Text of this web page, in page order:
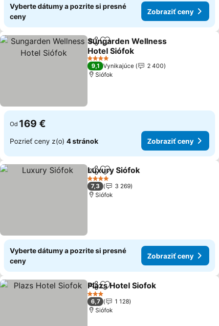
Vyberte dátumy a pozrite si presné
ceny
Zobraziť ceny
ZdieľaťPridať do obľúbených
Sungarden Wellness
Hotel Siófok
4 Počet hviezdičiek
9,1 Vynikajúce
2 400
Siófok
Od 169 €
Pozrieť ceny z(o) 4 stránok Zobraziť ceny
ZdieľaťPridať do obľúbených
Luxury Siófok
4 Počet hviezdičiek
7,3
3 269
Siófok
Vyberte dátumy a pozrite si presné
ceny
Zobraziť ceny
ZdieľaťPridať do obľúbených
Plazs Hotel Siofok
3 Počet hviezdičiek
6,7
1 128
Siófok